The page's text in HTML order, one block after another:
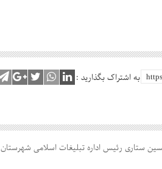
به اشتراک بگذارید :
ستاری رئیس اداره تبلیغات اسلامی شهرستان